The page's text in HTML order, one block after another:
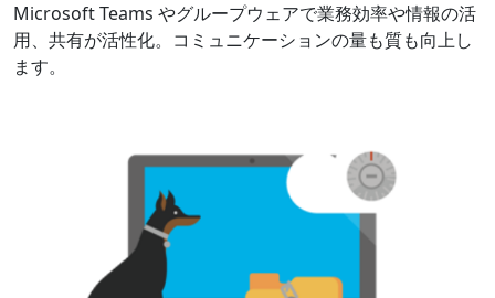
Microsoft Teams やグループウェアで​業務効率や情報の活
用、共有が活性化。コミュニケーションの量も質も向上し
ます。​